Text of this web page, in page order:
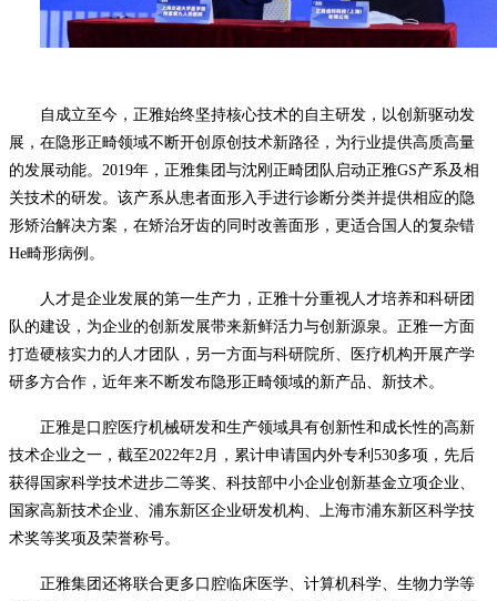
自成立至今，正雅始终坚持核心技术的自主研发，以创新驱动发
展，在隐形正畸领域不断开创原创技术新路径，为行业提供高质高量
的发展动能。 2019年，正雅集团与沈刚正畸团队启动正雅GS产系及相
关技术的研发。该产系从患者面形入手进行诊断分类并提供相应的隐
形矫治解决方案，在矫治牙齿的同时改善面形，更适合国人 的复杂错
He畸形病例。
人才是企业发展的第一生产力，正雅十分重视人才培养和科研团
队的建设，为企业的创新发展带来新鲜活力与创新源泉。正雅一方面
打造硬核实力的人才团队，另一方面与科研院所、医疗机构开展产学
研多方合作，近年来不断发布隐形正畸领域的新产品、新技术。
正雅是口腔医疗机械研发和生产领域具有创新性和成长性的高新
技术企业之一 ， 截至 2022年2月，累计申请国内外专利530多项，先后
获得国家科学技术进步二等奖、科技部中小企业创新基金立项企业、
国家高新技术企业、浦东新区企业研发机构、上海市浦东新区科学技
术奖等奖项及荣誉称号。
正雅集团还将联合更多口腔临床医学、计算机科学、生物力学等